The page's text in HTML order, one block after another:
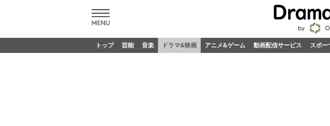
トップ 芸能 音楽 ドラマ&映画 アニメ&ゲーム 動画配信サービス スポー